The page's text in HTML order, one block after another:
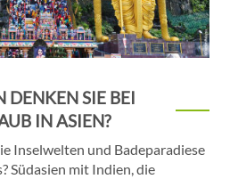
DENKEN SIE BEI
IN ASIEN?
Inselwelten und Badeparadiese
Südasien mit Indien, die